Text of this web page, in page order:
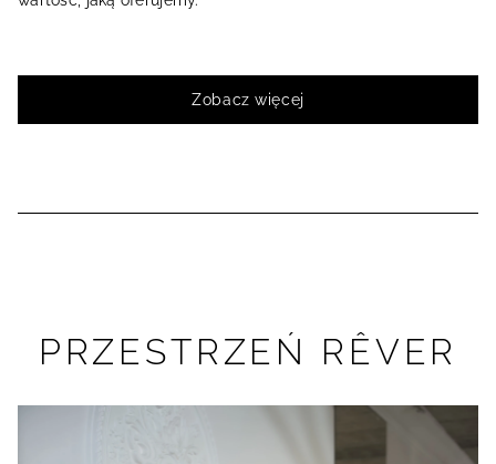
Zobacz więcej
PRZESTRZEŃ RÊVER